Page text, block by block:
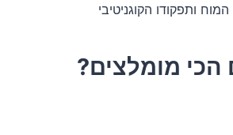
ותפקודו הקוגניטיבי
הכי מומלצים?